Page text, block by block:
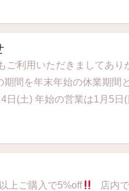
ご利用いただきましてあり
間を年末年始の休業期間
日(土) 年始の営業は1月5日
上ご購入で5%off
店内